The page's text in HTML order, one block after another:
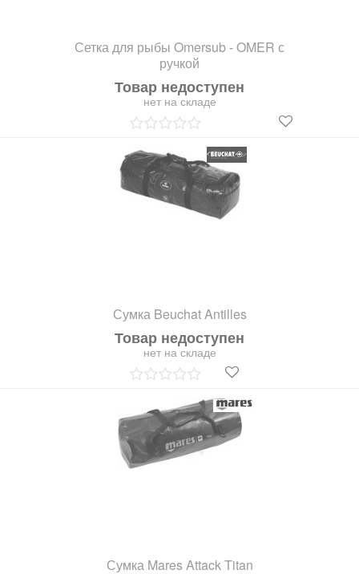
Сетка для рыбы Omersub - OMER с
ручкой
Товар недоступен
нет на складе
Сумка Beuchat Antilles
Товар недоступен
нет на складе
Сумка Mares Attack Titan